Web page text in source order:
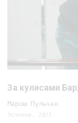
За кулисами
Марош Пульчак
Эстония, 2023